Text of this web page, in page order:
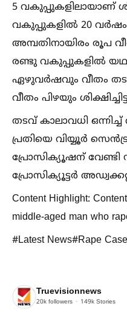
5 വകുപ്പുകളിലായാണ്
വകുപ്പുകളില്‍ 20
അമ്പതിനായിരം രൂപ
രണ്ടു വകുപ്പുകളില്‍
ഏഴുവർഷവും വീതം
വീതം പിഴയും
തടവ് കാലാവധി
പ്രതിയെ വിയ്യൂർ
പ്രോസിക്യൂഷന് വേണ്ടി
പ്രോസിക്യൂട്ടർ
Content Highlight:
middle-aged man who
#Latest News#Rape
Truevisionnews
20k followers 149k Stories